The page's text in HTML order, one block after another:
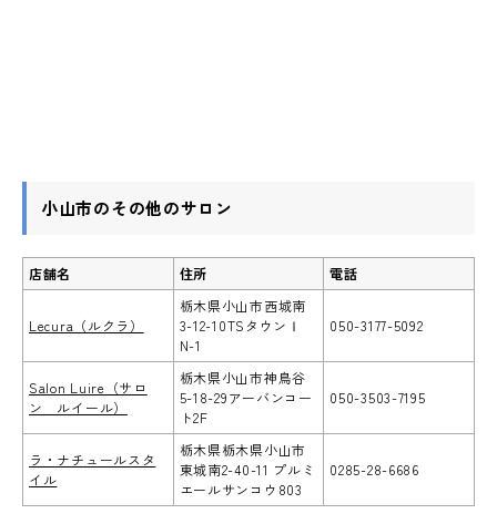
小山市のその他のサロン
店舗名 住所 電話
Lecura（ルクラ）
栃木県小山市西城南
3-12-10TSタウンⅠ
N-1
050-3177-5092
Salon Luire（サロ
ン ルイール）
栃木県小山市神鳥谷
5-18-29アーバンコー
ト2F
050-3503-7195
ラ・ナチュールスタ
イル
栃木県栃木県小山市
東城南2-40-11 プルミ
エールサンコウ803
0285-28-6686